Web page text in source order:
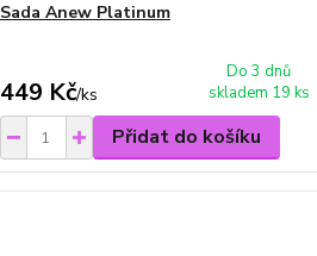
Sada Anew Platinum
449 Kč/ks
Do 3 dnů
skladem 19 ks
Přidat do košíku